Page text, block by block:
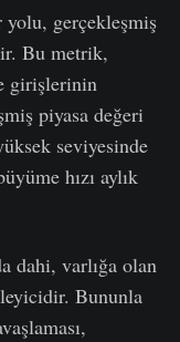
gerçekleşmiş
Bu metrik,
girişlerinin
piyasa değeri
seviyesinde
hızı aylık
dahi, varlığa olan
Bununla